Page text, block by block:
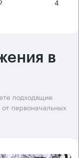
4
в
подходящие
первоначальных